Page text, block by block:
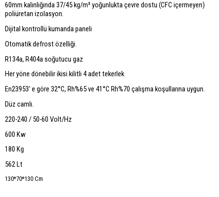
60mm kalınlığında 37/45 kg/m³ yoğunlukta çevre dostu (CFC içermeyen)
poliüretan izolasyon.
Dijital kontrollü kumanda paneli
Otomatik defrost özelliği.
R134a, R404a soğutucu gaz
Her yöne dönebilir ikisi kilitli 4 adet tekerlek
En23953' e göre 32°C, Rh%65 ve 41°C Rh%70 çalışma koşullarına uygun.
Düz camlı.
220-240 / 50-60 Volt/Hz
600 Kw
180 Kg
562 Lt
130*70*130 Cm